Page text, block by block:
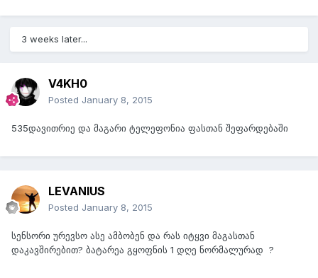
3 weeks later...
V4KH0
Posted January 8, 2015
535დავითრიე და მაგარი ტელეფონია ფასთან შეფარდებაში
LEVANIUS
Posted January 8, 2015
სენსორი ურევსო ასე ამბობენ და რას იტყვი მაგასთან
დაკავშირებით? ბატარეა გყოფნის 1 დღე ნორმალურად ?